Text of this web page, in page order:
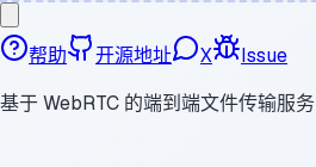
帮助 开源地址 X
Issue
基于 WebRTC 的端到端文件传输服务